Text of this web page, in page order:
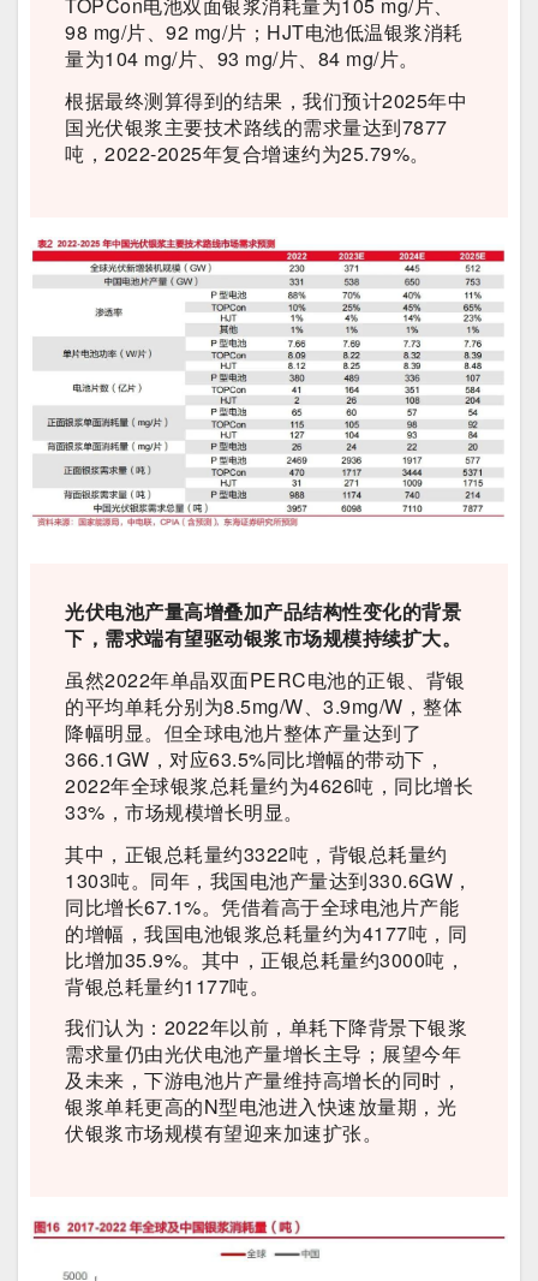
TOPCon电池双面银浆消耗量为105 mg/片、
98 mg/片、92 mg/片；HJT电池低温银浆消耗
量为104 mg/片、93 mg/片、84 mg/片。
根据最终测算得到的结果，我们预计2025年中
国光伏银浆主要技术路线的需求量达到7877
吨，2022-2025年复合增速约为25.79%。
光伏电池产量高增叠加产品结构性变化的背景
下，需求端有望驱动银浆市场规模持续扩大。
虽然2022年单晶双面PERC电池的正银、背银
的平均单耗分别为8.5mg/W、3.9mg/W，整体
降幅明显。但全球电池片整体产量达到了
366.1GW，对应63.5%同比增幅的带动下，
2022年全球银浆总耗量约为4626吨，同比增长
33%，市场规模增长明显。
其中，正银总耗量约3322吨，背银总耗量约
1303吨。同年，我国电池产量达到330.6GW，
同比增长67.1%。凭借着高于全球电池片产能
的增幅，我国电池银浆总耗量约为4177吨，同
比增加35.9%。其中，正银总耗量约3000吨，
背银总耗量约1177吨。
我们认为：2022年以前，单耗下降背景下银浆
需求量仍由光伏电池产量增长主导；展望今年
及未来，下游电池片产量维持高增长的同时，
银浆单耗更高的N型电池进入快速放量期，光
伏银浆市场规模有望迎来加速扩张。